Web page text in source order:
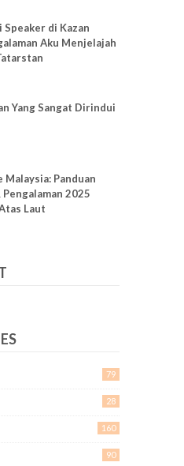
di Kazan
Aku Menjelajah
Yang Sangat Dirindui
Malaysia: Panduan
2025
Laut
79
28
160
90